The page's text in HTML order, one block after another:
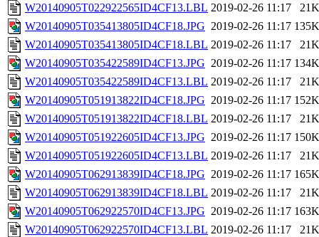
W20140905T022922565ID4CF13.LBL 2019-02-26 11:17
21K
W20140905T035413805ID4CF18.JPG 2019-02-26 11:17 135K
W20140905T035413805ID4CF18.LBL 2019-02-26 11:17
21K
W20140905T035422589ID4CF13.JPG 2019-02-26 11:17 134K
W20140905T035422589ID4CF13.LBL 2019-02-26 11:17
21K
W20140905T051913822ID4CF18.JPG 2019-02-26 11:17 152K
W20140905T051913822ID4CF18.LBL 2019-02-26 11:17
21K
W20140905T051922605ID4CF13.JPG 2019-02-26 11:17 150K
W20140905T051922605ID4CF13.LBL 2019-02-26 11:17
21K
W20140905T062913839ID4CF18.JPG 2019-02-26 11:17 165K
W20140905T062913839ID4CF18.LBL 2019-02-26 11:17
21K
W20140905T062922570ID4CF13.JPG 2019-02-26 11:17 163K
W20140905T062922570ID4CF13.LBL 2019-02-26 11:17
21K